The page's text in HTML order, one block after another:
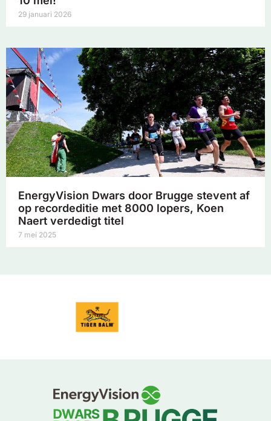
29 januari 2026
EnergyVision Dwars door Brugge stevent af
op recordeditie met 8000 lopers, Koen
Naert verdedigt titel
7 mei 2025